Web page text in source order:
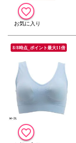
8/8時点_ポイント最大11倍